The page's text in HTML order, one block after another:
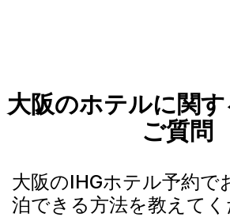
大阪のホテルに関
ご質問
大阪のIHGホテル予約で
泊できる方法を教えてく